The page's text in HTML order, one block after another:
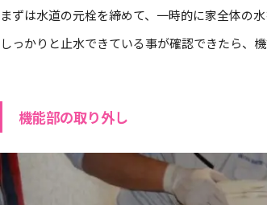
まずは水道の元栓を締めて、一時的に家全体の
しっかりと止水できている事が確認できたら、
機能部の取り外し